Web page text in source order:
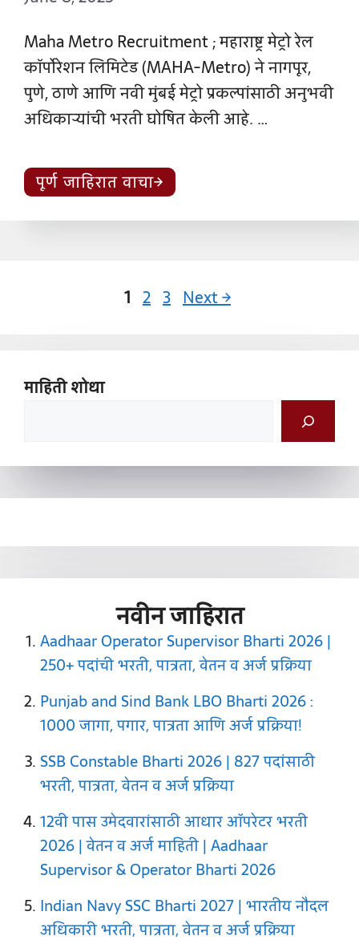
Maha Metro Recruitment ; महाराष्ट्र मेट्रो रेल
कॉर्पोरेशन लिमिटेड (MAHA-Metro) ने नागपूर,
पुणे, ठाणे आणि नवी मुंबई मेट्रो प्रकल्पांसाठी अनुभवी
अधिकाऱ्यांची भरती घोषित केली आहे. …
पूर्ण जाहिरात वाचा
Page
1 Page
2 Page
3 Next→
माहिती शोधा
नवीन जाहिरात
Aadhaar Operator Supervisor Bharti 2026 |
250+ पदांची भरती, पात्रता, वेतन व अर्ज प्रक्रिया
Punjab and Sind Bank LBO Bharti 2026 :
1000 जागा, पगार, पात्रता आणि अर्ज प्रक्रिया!
SSB Constable Bharti 2026 | 827 पदांसाठी
भरती, पात्रता, वेतन व अर्ज प्रक्रिया
12वी पास उमेदवारांसाठी आधार ऑपरेटर भरती
2026 | वेतन व अर्ज माहिती | Aadhaar
Supervisor & Operator Bharti 2026
Indian Navy SSC Bharti 2027 | भारतीय नौदल
अधिकारी भरती, पात्रता, वेतन व अर्ज प्रक्रिया